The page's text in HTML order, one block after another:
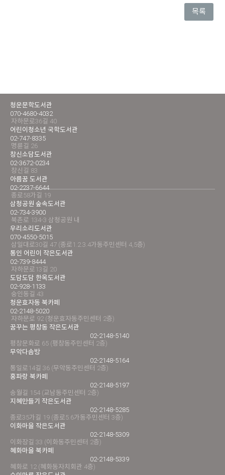
목록
청운문학도서관
070-4680-4032
자하문로36길 40
어린이청소년 국학도서관
02-747-8335
명륜길 26
창신소담도서관
02-3672-0234
창신길 83
아름꿈 도서관
02-2237-6644
종로58가길 19
삼청공원 숲속도서관
02-734-3900
북촌로 134-3 삼청공원 내
우리소리도서관
070-4550-5015
삼일대로30길 47 (종로1.2.3.4가동주민센터 4,5층)
통인 어린이 작은도서관
02-739-8444
자하문로13길 20
도담도담 한옥도서관
02-928-1133
숭인동길 43
청운효자동 북카페
02-2148-5020
자하문로 92 (청운효자동주민센터 2층)
꿈꾸는 평창동 작은도서관
02-2148-5140
평창문화로 65 (평창동주민센터 2층)
무악다솜방
02-2148-5164
통일로14길 36 (무악동주민센터 2층)
홍파랑 북카페
02-2148-5197
송월길 154 (교남동주민센터 2층)
지혜만들기 작은도서관
02-2148-5285
종로35가길 19 (종로5.6가동주민센터 3층)
이화마을 작은도서관
02-2148-5309
이화장길 33 (이화동주민센터 2층)
혜화마을 북카페
02-2148-5339
혜화로 12 (혜화동자치회관 4층)